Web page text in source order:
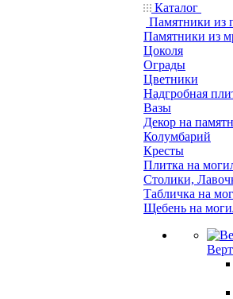
Каталог
Памятники из
Памятники из
Цоколя
Ограды
Цветники
Надгробная
Вазы
Декор на
Колумбарий
Кресты
Плитка на
Столики,
Табличка на
Щебень на